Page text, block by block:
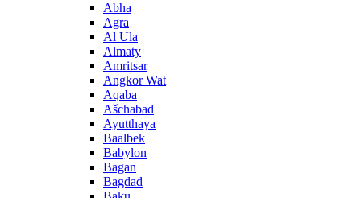
Abha
Agra
Al Ula
Almaty
Amritsar
Angkor Wat
Aqaba
Ašchabad
Ayutthaya
Baalbek
Babylon
Bagan
Bagdad